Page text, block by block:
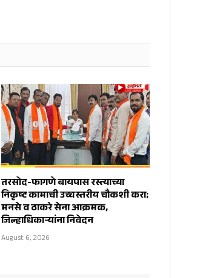
तरसोद-फागणे बायपास रस्त्याच्या
निकृष्ट कामाची उच्चस्तरीय चौकशी करा;
मनसे व ठाकरे सेना आक्रमक,
जिल्हाधिकाऱ्यांना निवेदन
August 6, 2026